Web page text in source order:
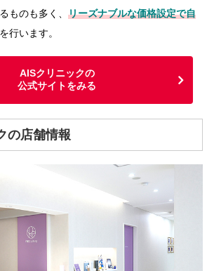
ものも多く、 リーズナブルな価格設定で自
行います。
AISクリニックの
公式サイトをみる
の店舗情報